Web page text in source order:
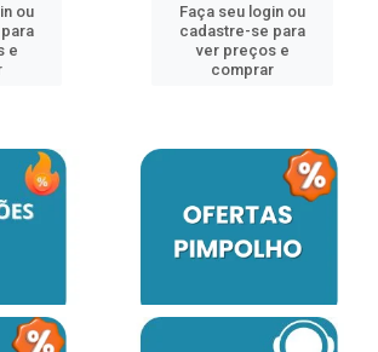
ou
e
Faça seu login ou
cadastre-se para
ver preços e
comprar